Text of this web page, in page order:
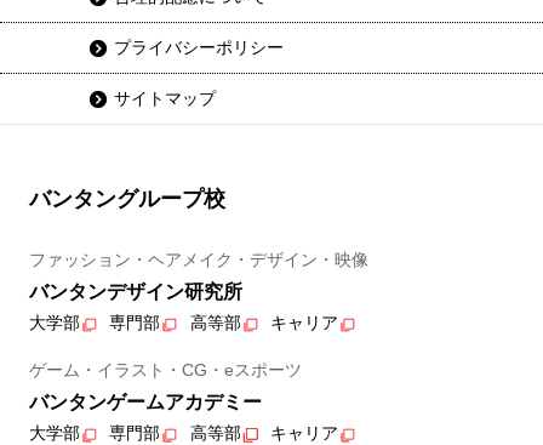
プライバシーポリシー
サイトマップ
バンタングループ校
ファッション・ヘアメイク・デザイン・映像
バンタンデザイン研究所
大学部 専門部 高等部 キャリア
ゲーム・イラスト・CG・eスポーツ
バンタンゲームアカデミー
大学部 専門部 高等部 キャリア